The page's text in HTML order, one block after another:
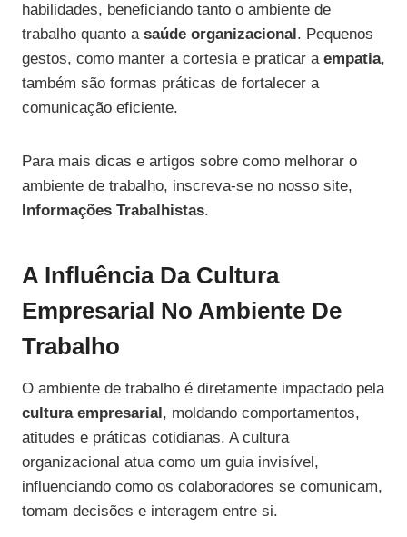
habilidades, beneficiando tanto o ambiente de
trabalho quanto a saúde organizacional . Pequenos
gestos, como manter a cortesia e praticar a empatia,
também são formas práticas de fortalecer a
comunicação eficiente.
Para mais dicas e artigos sobre como melhorar o
ambiente de trabalho, inscreva-se no nosso site,
Informações Trabalhistas.
A Influência Da Cultura
Empresarial No Ambiente De
Trabalho
O ambiente de trabalho é diretamente impactado pela
cultura empresarial , moldando comportamentos,
atitudes e práticas cotidianas. A cultura
organizacional atua como um guia invisível,
influenciando como os colaboradores se comunicam,
tomam decisões e interagem entre si.